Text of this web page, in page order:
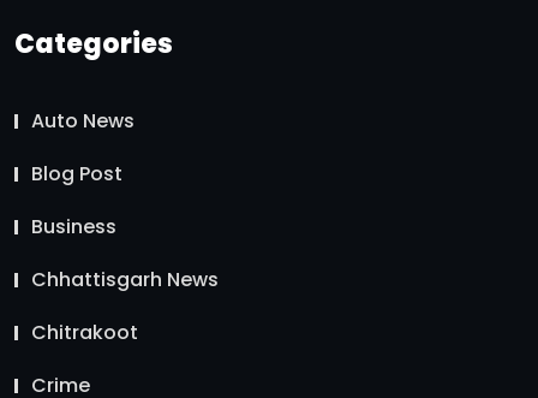
Categories
Auto News
Blog Post
Business
Chhattisgarh News
Chitrakoot
Crime